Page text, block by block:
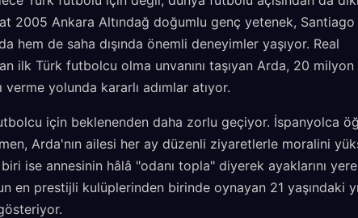
2005 Ankara Altındağ doğumlu genç yetenek, Santiago
hem de saha dışında önemli deneyimler yaşıyor. Real
ilk Türk futbolcu olma unvanını taşıyan Arda, 20 milyon
yolunda kararlı adımlar atıyor.
için beklenenden daha zorlu geçiyor. İspanyolca
Arda'nın ailesi her ay düzenli ziyaretlerle moralini
ise annesinin hâlâ "odanı topla" diyerek ayaklarını yere
en prestijli kulüplerinden birinde oynayan 21 yaşındaki